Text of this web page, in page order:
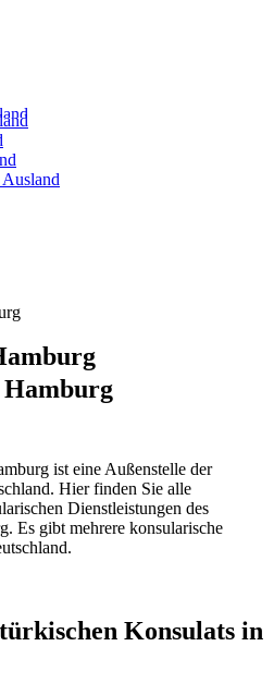
ist eine Außenstelle der
Hier finden Sie alle
Dienstleistungen des
Es gibt mehrere konsularische
Konsulats in